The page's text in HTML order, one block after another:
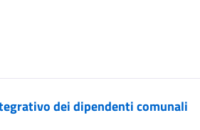
dei dipendenti comunali